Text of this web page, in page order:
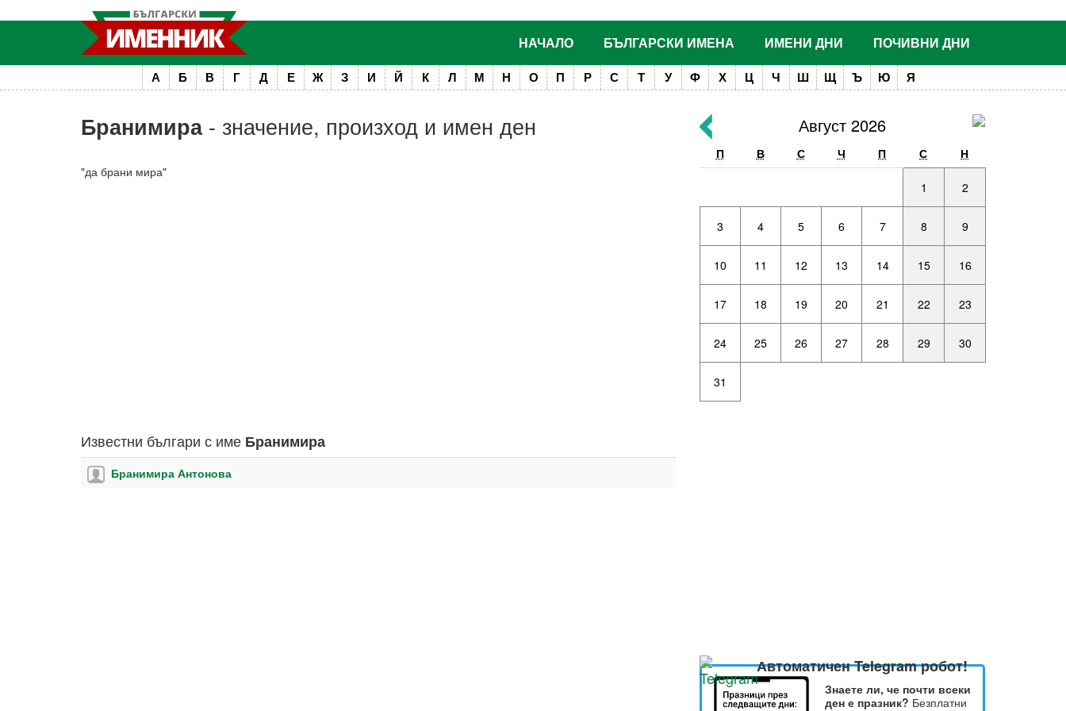
НАЧАЛО БЪЛГАРСКИ ИМЕНА ИМЕНИ ДНИ ПОЧИВНИ ДНИ
А Б В Г Д Е Ж З И Й К Л М Н О П Р С Т У Ф Х Ц Ч Ш Щ Ъ Ю Я
Бранимира- значение, произход и имен ден
"да брани мира"
Известни българи с име Бранимира
Бранимира Антонова
Август 2026
П В С Ч П С Н
1 2
3 4 5 6 7 8 9
10 11 12 13 14 15 16
17 18 19 20 21 22 23
24 25 26 27 28 29 30
31
Автоматичен Telegram робот!
Знаете ли, че почти всеки
ден е празник? Безплатни